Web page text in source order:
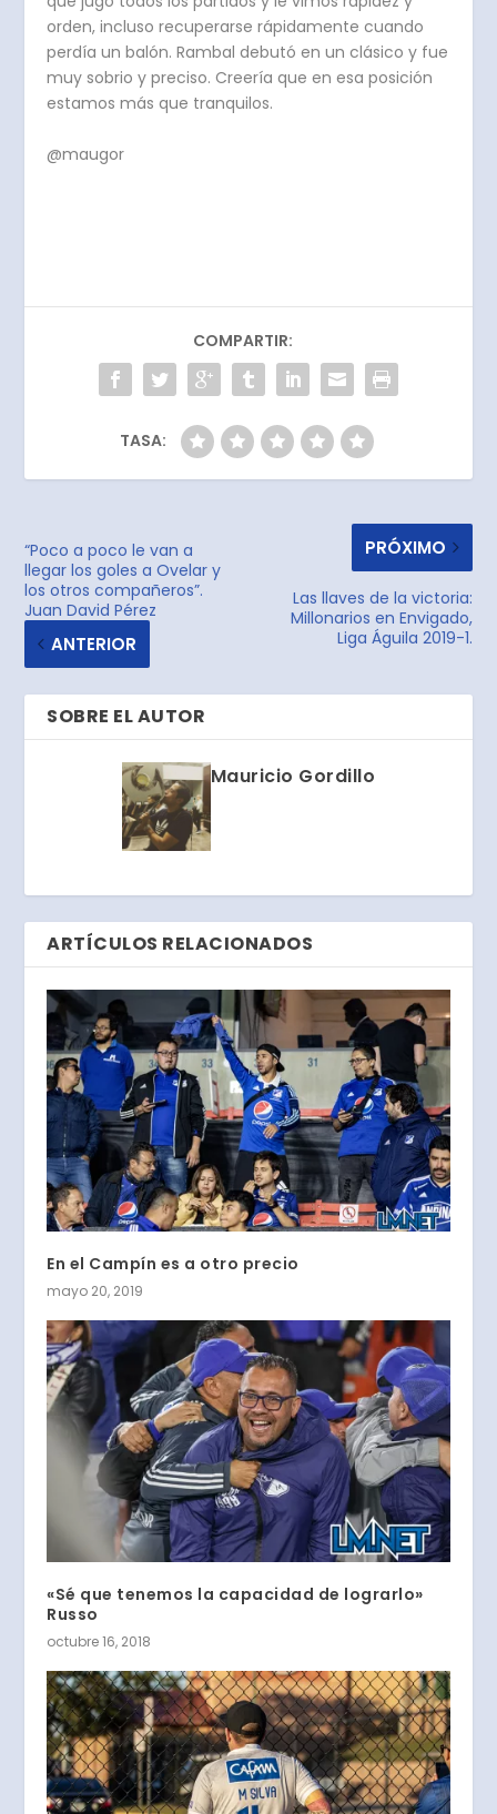
orden, incluso recuperarse rápidamente cuando
perdía un balón. Rambal debutó en un clásico y fue
muy sobrio y preciso. Creería que en esa posición
estamos más que tranquilos.
@maugor
COMPARTIR:
TASA:
“Poco a poco le van a
llegar los goles a Ovelar y
los otros compañeros”.
Juan David Pérez
ANTERIOR
PRÓXIMO
Las llaves de la victoria:
Millonarios en Envigado,
Liga Águila 2019-1.
SOBRE EL AUTOR
Mauricio Gordillo
ARTÍCULOS RELACIONADOS
En el Campín es a otro precio
mayo 20, 2019
«Sé que tenemos la capacidad de lograrlo»
Russo
octubre 16, 2018